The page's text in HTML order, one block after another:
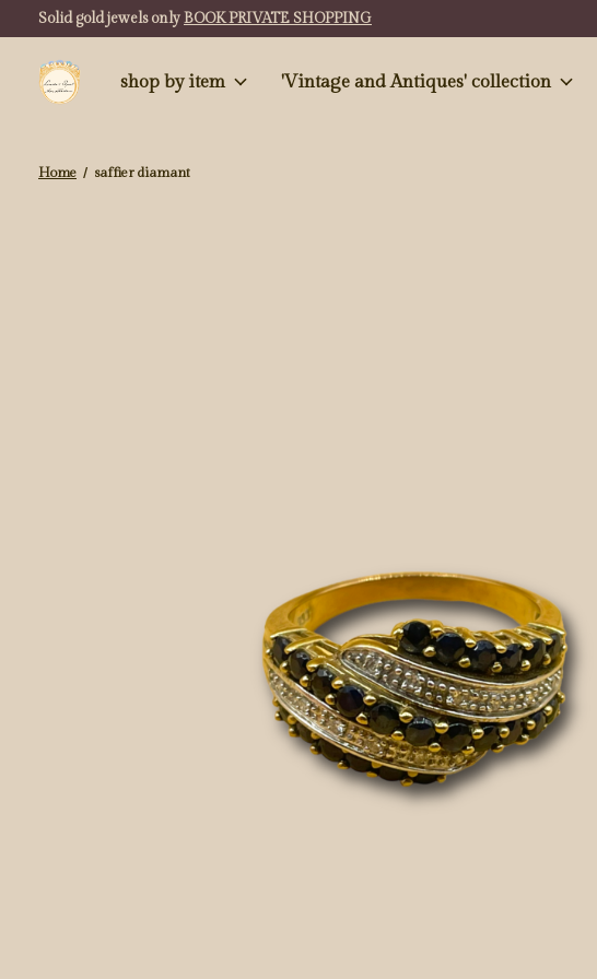
Solid gold jewels onlyBOOK PRIVATE SHOPPING
shop by item 'Vintage and Antiques' collection
Home / saffier diamant